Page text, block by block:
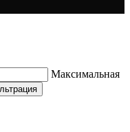
Максимальная